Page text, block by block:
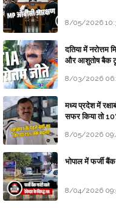
8/05/2026
दतिया में नरोत्तम
और आशुतोष बैक
8/03/2026
मध्य प्रदेश में
सफर किया तो
8/05/2026
भोपाल में फर्जी
8/04/2026